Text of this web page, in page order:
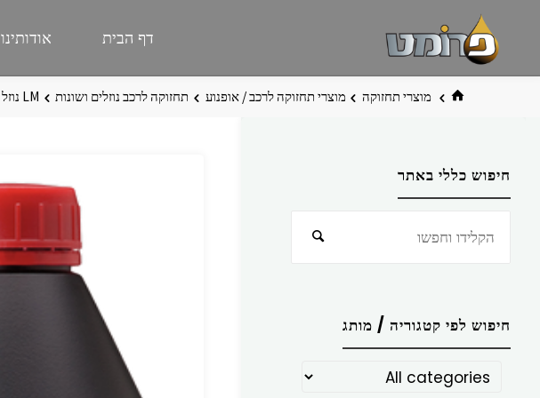
דף הבית אודותינו
בית מוצרי תחזוקה מוצרי תחזוקה לרכב / אופנוע תחזוקה לרכב נוזלים ושונות LM נוזל ניקוי למערכת 1 -DPF ליטר ליקווי מולי
חיפוש כללי באתר
חיפוש
חיפוש לפי קטגוריה / מותג